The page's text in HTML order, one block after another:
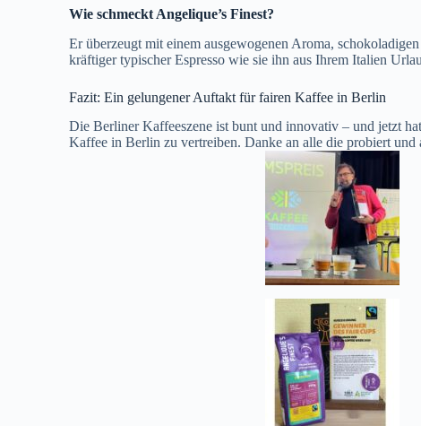
Wie schmeckt Angelique’s Finest?
Er überzeugt mit einem ausgewogenen Aroma,
kräftiger typischer Espresso wie sie ihn aus Ihrem Italien
Fazit: Ein gelungener Auftakt für fairen Kaffee in Berlin
Die Berliner Kaffeeszene ist bunt und innovativ – und jetzt
Kaffee in Berlin zu vertreiben. Danke an alle die probiert